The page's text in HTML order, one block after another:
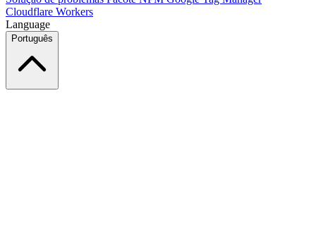
Cloudflare Workers
Language
Português